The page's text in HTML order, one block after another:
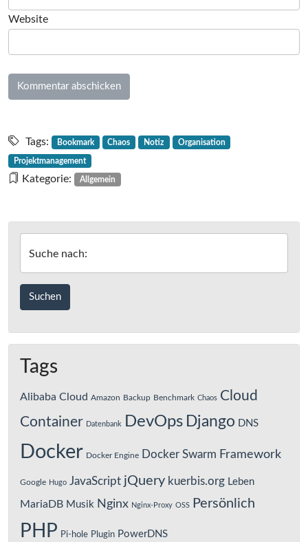
Website
Tags: Bookmark Chaos Notiz Organisation
Projektmanagement
Kategorie: Allgemein
Suche nach:
Tags
Alibaba Cloud Amazon Backup Benchmark Chaos Cloud
Container Datenbank DevOps Django DNS
Docker Docker Engine Docker Swarm Framework
Google Hugo JavaScript jQuery kuerbis.org Leben
MariaDB Musik Nginx Nginx-Proxy OSS Persönlich
PHP Pi-hole Plugin PowerDNS